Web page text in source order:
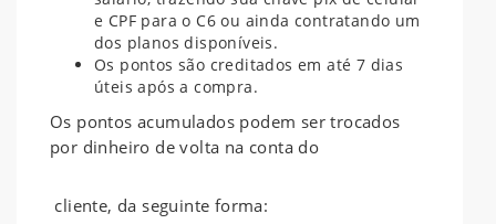
e CPF para o C6 ou ainda contratando um
dos planos disponíveis.
Os pontos são creditados em até 7 dias
úteis após a compra.
Os pontos acumulados podem ser trocados
por dinheiro de volta na conta do
cliente, da seguinte forma: